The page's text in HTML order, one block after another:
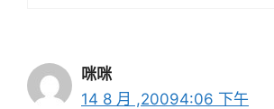
咪咪
14 8 月 ,20094:06 下午